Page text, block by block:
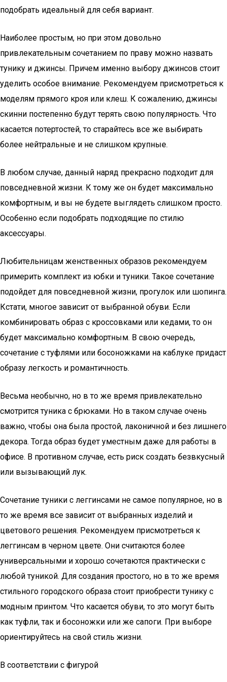
подобрать идеальный для себя вариант.
Наиболее простым, но при этом довольно
привлекательным сочетанием по праву можно назвать
тунику и джинсы. Причем именно выбору джинсов стоит
уделить особое внимание. Рекомендуем присмотреться к
моделям прямого кроя или клеш. К сожалению, джинсы
скинни постепенно будут терять свою популярность. Что
касается потертостей, то старайтесь все же выбирать
более нейтральные и не слишком крупные.
В любом случае, данный наряд прекрасно подходит для
повседневной жизни. К тому же он будет максимально
комфортным, и вы не будете выглядеть слишком просто.
Особенно если подобрать подходящие по стилю
аксессуары.
Любительницам женственных образов рекомендуем
примерить комплект из юбки и туники. Такое сочетание
подойдет для повседневной жизни, прогулок или шопинга.
Кстати, многое зависит от выбранной обуви. Если
комбинировать образ с кроссовками или кедами, то он
будет максимально комфортным. В свою очередь,
сочетание с туфлями или босоножками на каблуке придаст
образу легкость и романтичность.
Весьма необычно, но в то же время привлекательно
смотрится туника с брюками. Но в таком случае очень
важно, чтобы она была простой, лаконичной и без лишнего
декора. Тогда образ будет уместным даже для работы в
офисе. В противном случае, есть риск создать безвкусный
или вызывающий лук.
Сочетание туники с леггинсами не самое популярное, но в
то же время все зависит от выбранных изделий и
цветового решения. Рекомендуем присмотреться к
леггинсам в черном цвете. Они считаются более
универсальными и хорошо сочетаются практически с
любой туникой. Для создания простого, но в то же время
стильного городского образа стоит приобрести тунику с
модным принтом. Что касается обуви, то это могут быть
как туфли, так и босоножки или же сапоги. При выборе
ориентируйтесь на свой стиль жизни.
В соответствии с фигурой